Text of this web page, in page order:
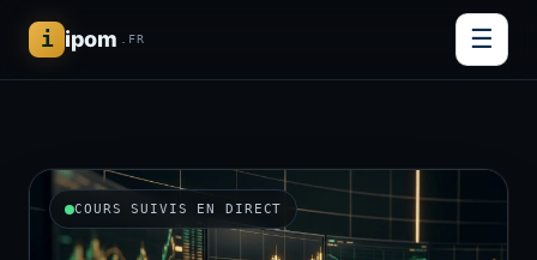
i ipom .FR ☰
COURS SUIVIS EN DIRECT